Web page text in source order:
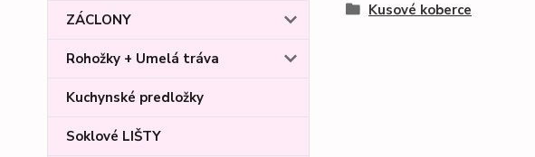
ZÁCLONY
Rohožky + Umelá tráva
Kuchynské predložky
Soklové LIŠTY
Kusové koberce